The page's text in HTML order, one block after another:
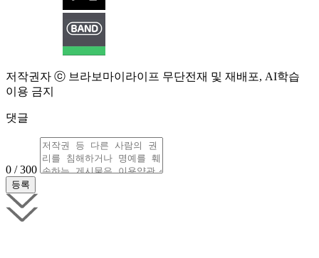
저작권자 ⓒ 브라보마이라이프 무단전재 및 재배포, AI학습
이용 금지
댓글
0 / 300